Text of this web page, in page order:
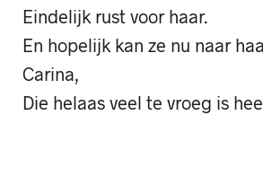
Eindelijk rust voor haar.
En hopelijk kan ze nu naar
Carina,
Die helaas veel te vroeg is